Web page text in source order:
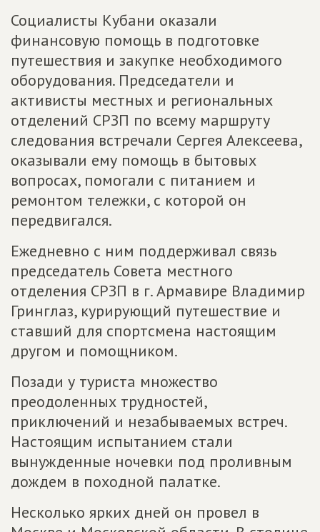
Социалисты Кубани оказали
финансовую помощь в подготовке
путешествия и закупке необходимого
оборудования. Председатели и
активисты местных и региональных
отделений СРЗП по всему маршруту
следования встречали Сергея Алексеева,
оказывали ему помощь в бытовых
вопросах, помогали с питанием и
ремонтом тележки, с которой он
передвигался.
Ежедневно с ним поддерживал связь
председатель Совета местного
отделения СРЗП в г. Армавире Владимир
Гринглаз, курирующий путешествие и
ставший для спортсмена настоящим
другом и помощником.
Позади у туриста множество
преодоленных трудностей,
приключений и незабываемых встреч.
Настоящим испытанием стали
вынужденные ночевки под проливным
дождем в походной палатке.
Несколько ярких дней он провел в